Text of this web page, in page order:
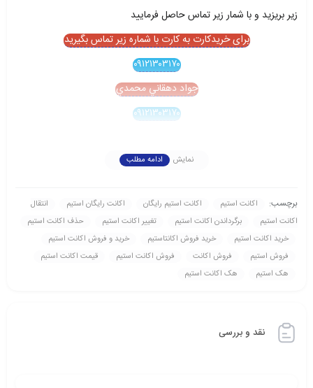
زير بريزيد و با شمار زير تماس حاصل فرماييد
برای خریدکارت به کارت با شماره زیر تماس بگیرید
۰۹۱۲۱۳۰۳۱۷۰
جواد دهقاني محمدي
۰۹۱۲۱۳۰۳۱۷۰
نمایش ادامه مطلب
برچسب: اکانت استیم اکانت استیم رايگان اکانت رايگان استیم
انتقال
اکانت استیم
برگرداندن اکانت استیم تغيير اکانت استیم
حذف اکانت استیم
خريد اکانت استیم
خريد فروش اکانتاستیم
خريد و فروش اکانت استیم
فروش استیم
فروش اکانت فروش اکانت استیم
قيمت اکانت استیم
هک استیم
هک اکانت استیم
نقد و بررسی